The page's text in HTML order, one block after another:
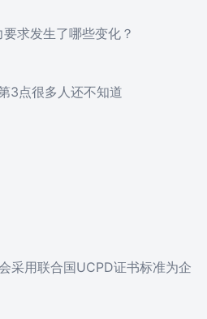
求发生了哪些变化？
3点很多人还不知道
采用联合国UCPD证书标准为企